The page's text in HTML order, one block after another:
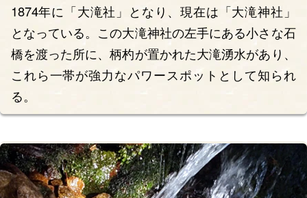
1874年に「大滝社」となり、現在は「大滝神社」
となっている。この大滝神社の左手にある小さな石
橋を渡った所に、柄杓が置かれた大滝湧水があり、
これら一帯が強力なパワースポットとして知られ
る。